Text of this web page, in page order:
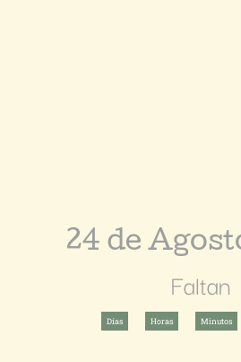
24 de
Faltan
Días Horas Minutos